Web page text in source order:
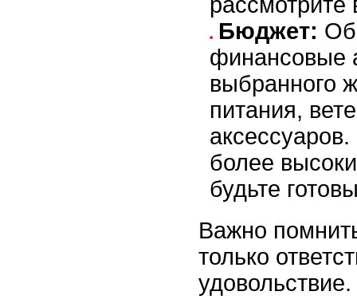
Бюджет:
финансовые
выбранного
питания,
более
будьте
Важно
только